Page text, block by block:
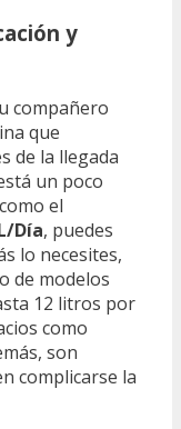
y
compañero
que
de la llegada
un poco
el
Día, puedes
lo necesites,
de modelos
12 litros por
como
son
complicarse la